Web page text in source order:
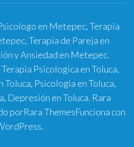
en Metepec, Terapia
Terapia de Pareja en
y Ansiedad en Metepec.
Psicologica en Toluca,
Toluca, Psicologia en Toluca,
Depresión en Toluca. Rara
porRara ThemesFunciona con
.